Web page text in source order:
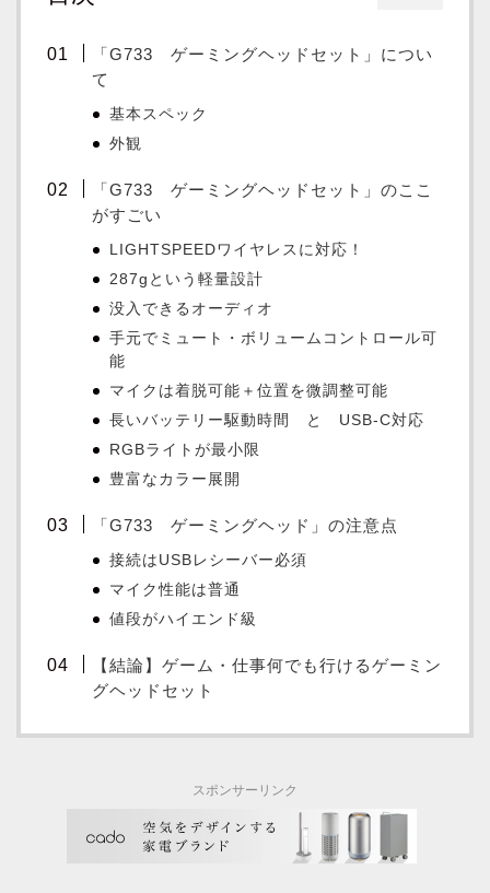
「G733 ゲーミングヘッドセット」につい
て
基本スペック
外観
「G733 ゲーミングヘッドセット」のここ
がすごい
LIGHTSPEEDワイヤレスに対応！
287gという軽量設計
没入できるオーディオ
手元でミュート・ボリュームコントロール可
能
マイクは着脱可能＋位置を微調整可能
長いバッテリー駆動時間 と USB-C対応
RGBライトが最小限
豊富なカラー展開
「G733 ゲーミングヘッド」の注意点
接続はUSBレシーバー必須
マイク性能は普通
値段がハイエンド級
【結論】ゲーム・仕事何でも行けるゲーミン
グヘッドセット
スポンサーリンク